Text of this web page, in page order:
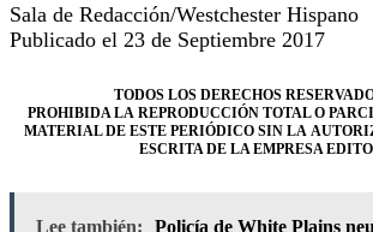
Sala de Redacción/Westchester Hispano
Publicado el 23 de Septiembre 2017
TODOS LOS DERECHOS
PROHIBIDA LA REPRODUCCIÓN TOTAL O
MATERIAL DE ESTE PERIÓDICO SIN LA
ESCRITA DE LA EMPRESA
Lee también:
Policía de White Plains